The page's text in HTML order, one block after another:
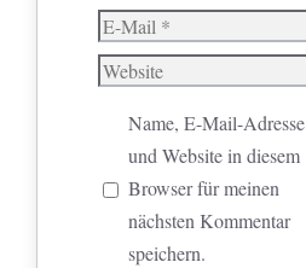
E-
Mail
Website
Name, E-Mail-Adresse
und Website in diesem
Browser für meinen
nächsten Kommentar
speichern.